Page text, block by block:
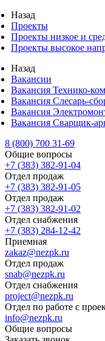
Назад
Проекты
Проекты низкое и
Проекты высокое
Назад
Вакансии
Вакансия Технико-
Вакансия Слесарь-
Вакансия
Вакансия Сварщик-
8 (800) 700 31-69
Общие вопросы
+7 (383) 382-91-04
Отдел продаж
+7 (383) 382-91-05
Отдел продаж
+7 (383) 382-91-02
Отдел снабжения
+7 (383) 284-12-42
Приемная
zakaz@nezpk.ru
Отдел продаж
snab@nezpk.ru
Отдел снабжения
project@nezpk.ru
Отдел по работе с
info@nezpk.ru
Общие вопросы